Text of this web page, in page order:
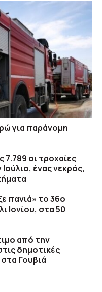
για παράνομη
7.789 οι τροχαίες
ένας νεκρός,
πανιά» το 36ο
Ιονίου, στα 50
από την
δημοτικές
Γουβιά